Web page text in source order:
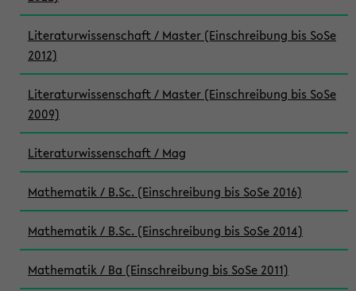
Literaturwissenschaft / Master (Einschreibung bis SoSe
2012)
Literaturwissenschaft / Master (Einschreibung bis SoSe
2009)
Literaturwissenschaft / Mag
Mathematik / B.Sc. (Einschreibung bis SoSe 2016)
Mathematik / B.Sc. (Einschreibung bis SoSe 2014)
Mathematik / Ba (Einschreibung bis SoSe 2011)